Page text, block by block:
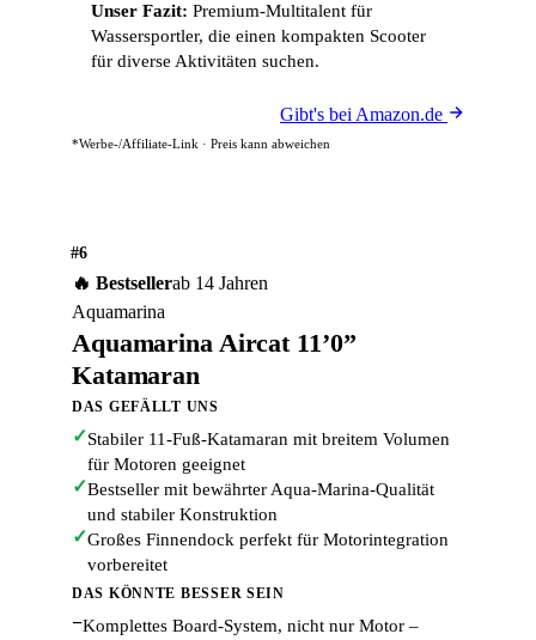
Unser Fazit: Premium-Multitalent für
Wassersportler, die einen kompakten Scooter
für diverse Aktivitäten suchen.
Gibt's bei Amazon.de
*Werbe-/Affiliate-Link · Preis kann abweichen
#6
🔥 Bestsellerab 14 Jahren
Aquamarina
Aquamarina Aircat 11’0”
Katamaran
DAS GEFÄLLT UNS
✓Stabiler 11-Fuß-Katamaran mit breitem Volumen
für Motoren geeignet
✓Bestseller mit bewährter Aqua-Marina-Qualität
und stabiler Konstruktion
✓Großes Finnendock perfekt für Motorintegration
vorbereitet
DAS KÖNNTE BESSER SEIN
−Komplettes Board-System, nicht nur Motor –